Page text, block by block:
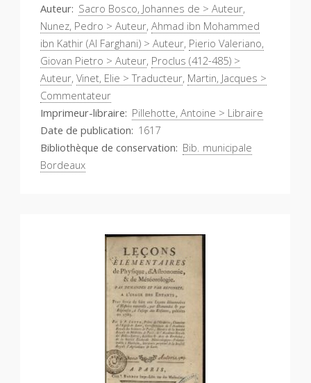
Auteur Sacro Bosco, Johannes de > Auteur,
Nunez, Pedro > Auteur, Ahmad ibn Mohammed
ibn Kathir (Al Farghani) > Auteur, Pierio Valeriano,
Giovan Pietro > Auteur, Proclus (412-485) >
Auteur, Vinet, Elie > Traducteur, Martin, Jacques >
Commentateur
Imprimeur-libraire Pillehotte, Antoine > Libraire
Date de publication 1617
Bibliothèque de conservation Bib. municipale
Bordeaux